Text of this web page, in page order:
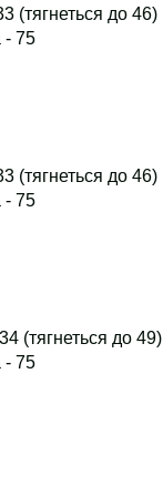
(тягнеться до 46)
- 75
(тягнеться до 46)
- 75
(тягнеться до 49)
- 75